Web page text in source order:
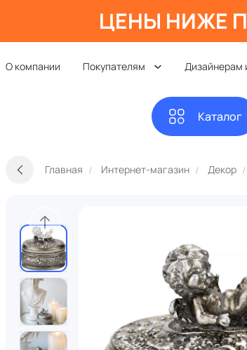
ЦЕНЫ НИЖЕ
О компании Покупателям Дизайнерам
Каталог
Главная Интернет-магазин Декор